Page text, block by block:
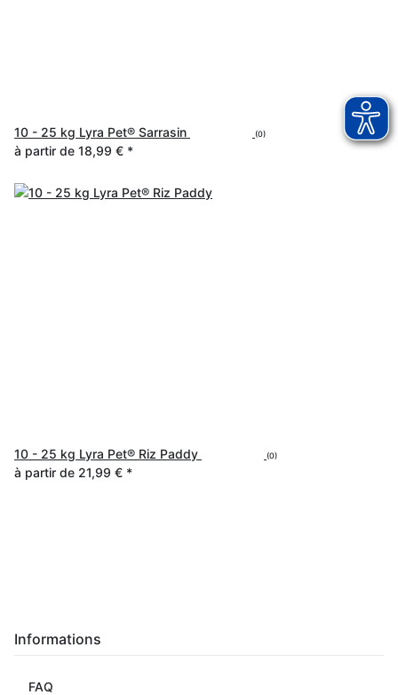
10 - 25 kg Lyra Pet® Sarrasin (0)
à partir de 18,99 € *
10 - 25 kg Lyra Pet® Riz Paddy (0)
à partir de 21,99 € *
Informations
FAQ